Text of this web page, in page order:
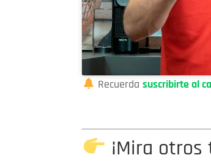
Recuerda suscribirte al
¡Mira otros